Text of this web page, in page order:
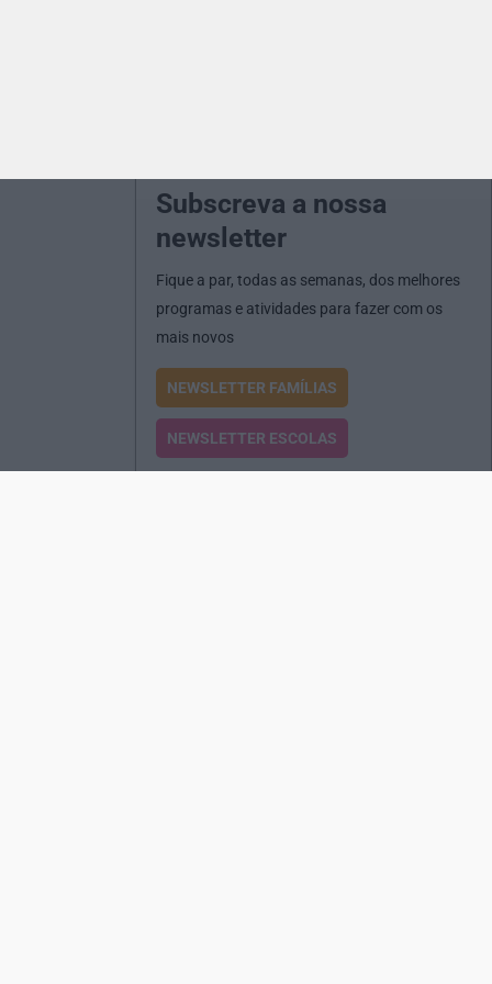
Subscreva a nossa
newsletter
Fique a par, todas as semanas, dos melhores
programas e atividades para fazer com os
mais novos
NEWSLETTER FAMÍLIAS
NEWSLETTER ESCOLAS